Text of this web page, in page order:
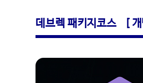
데브렉 패키지코스 [ 개